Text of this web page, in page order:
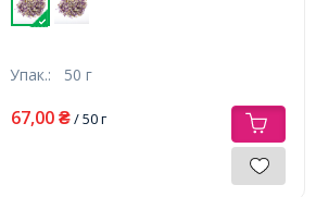
Упак.: 50 г
67,00 ₴/ 50 г